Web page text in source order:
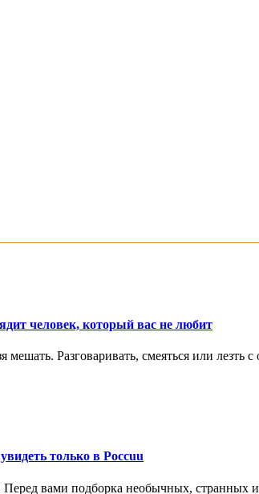
человек, который вас не любит
Разговаривать, смеяться или лезть с
только в Россuu
вами подборка необычных, странных